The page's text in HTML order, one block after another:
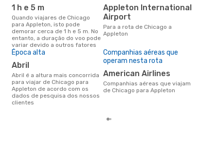
1 h e 5 m
Quando viajares de Chicago
para Appleton, isto pode
demorar cerca de 1 h e 5 m. No
entanto, a duração do voo pode
variar devido a outros fatores
Appleton International
Airport
Para a rota de Chicago a
Appleton
Época alta
abril
abril é a altura mais concorrida
para viajar de Chicago para
Appleton de acordo com os
dados de pesquisa dos nossos
clientes
Companhias aéreas que
operam nesta rota
American Airlines
Companhias aéreas que viajam
de Chicago para Appleton